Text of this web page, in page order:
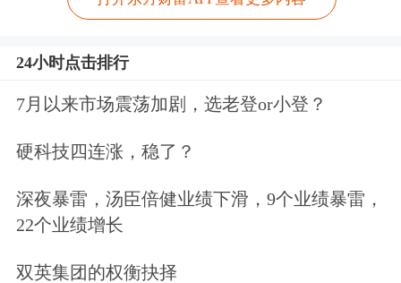
净利润2369.14万元，同比下降3.92%。
2026年第一季度，公司实现营业总收入
1.32亿元，同比下降9.42%；归母净利
净利润646.39万元，同比增长27.80%。
二级市场上，截至6月3日收盘，天禄科
技上涨0.76%报53.20元/股，总市值
24小时点击排行
7月以来市场震荡加剧，选老登or小登？
硬科技四连涨，稳了？
深夜暴雷，汤臣倍健业绩下滑，9个业绩暴雷，
22个业绩增长
双英集团的权衡抉择